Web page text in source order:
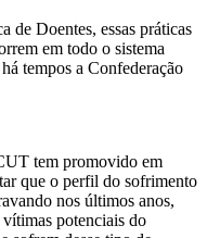
de Doentes, essas práticas
em todo o sistema
tempos a Confederação
tem promovido em
que o perfil do sofrimento
nos últimos anos,
vítimas potenciais do